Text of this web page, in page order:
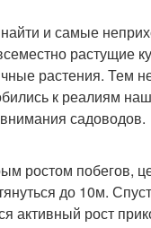
и самые
растущие
растения. Тем
к реалиям
садоводов.
ростом побегов,
до 10м.
активный рост